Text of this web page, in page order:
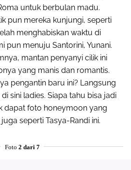
untuk berbulan madu.
pun mereka kunjungi, seperti
menghabiskan waktu di
pun menuju Santorini, Yunani.
mantan penyanyi cilik ini
yang manis dan romantis.
pengantin baru ini? Langsung
sini ladies. Siapa tahu bisa jadi
dapat foto honeymoon yang
seperti Tasya-Randi ini.
Foto 2 dari 7